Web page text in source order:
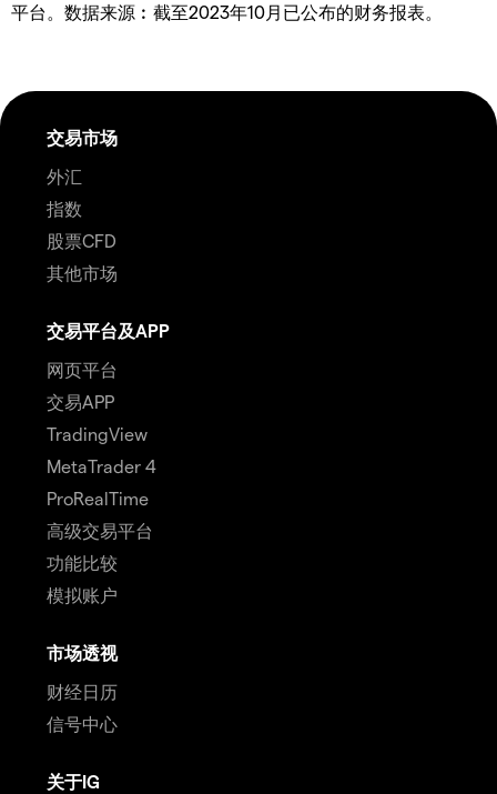
平台。数据来源︰截至2023年10月已公布的财务报表。
交易市场
外汇
指数
股票CFD
其他市场
交易平台及APP
网页平台
交易APP
TradingView
MetaTrader 4
ProRealTime
高级交易平台
功能比较
模拟账户
市场透视
财经日历
信号中心
关于IG